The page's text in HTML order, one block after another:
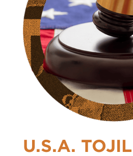
U.S.A. TOJIL